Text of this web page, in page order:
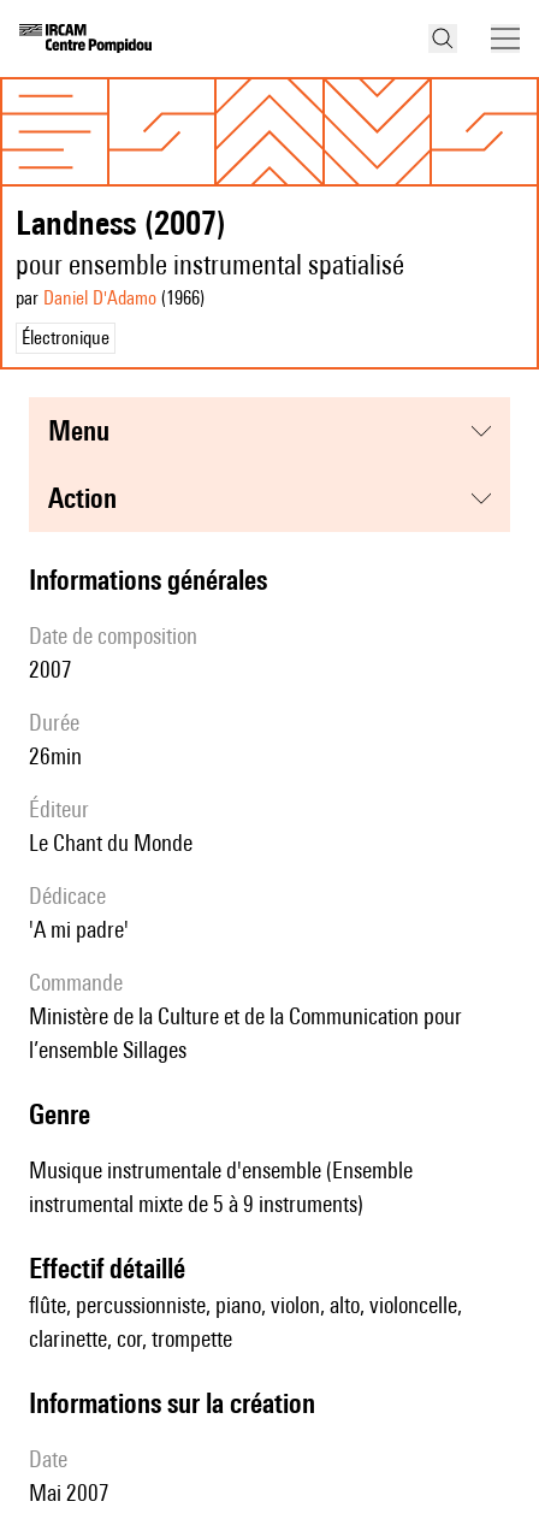
Landness (2007)
pour ensemble instrumental spatialisé
par Daniel D'Adamo (1966)
Électronique
menu
action
informations générales
date de composition
2007
durée
26min
éditeur
Le Chant du Monde
Dédicace
'a mi padre'
Commande
Ministère de la Culture et de la Communication pour
l’ensemble Sillages
genre
Musique instrumentale d'ensemble (Ensemble
instrumental mixte de 5 à 9 instruments)
effectif détaillé
flûte, percussionniste, piano, violon, alto, violoncelle,
clarinette, cor, trompette
informations sur la création
date
Mai 2007